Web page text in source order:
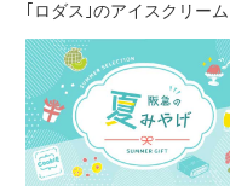
｢ロダス｣のアイスクリーム